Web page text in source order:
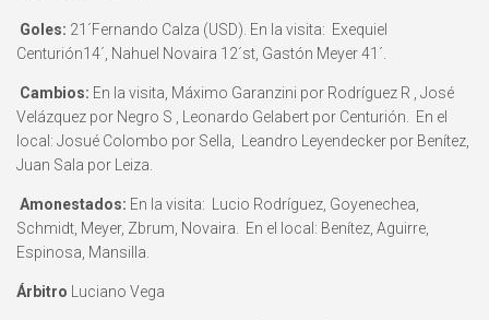
Goles: 21´Fernando Calza (USD). En la visita: Exequiel
Centurión14´, Nahuel Novaira 12´st, Gastón Meyer 41´.
Cambios: En la visita, Máximo Garanzini por Rodríguez R , José
Velázquez por Negro S , Leonardo Gelabert por Centurión. En el
local: Josué Colombo por Sella, Leandro Leyendecker por Benítez,
Juan Sala por Leiza.
Amonestados: En la visita: Lucio Rodríguez, Goyenechea,
Schmidt, Meyer, Zbrum, Novaira. En el local: Benítez, Aguirre,
Espinosa, Mansilla.
Árbitro Luciano Vega